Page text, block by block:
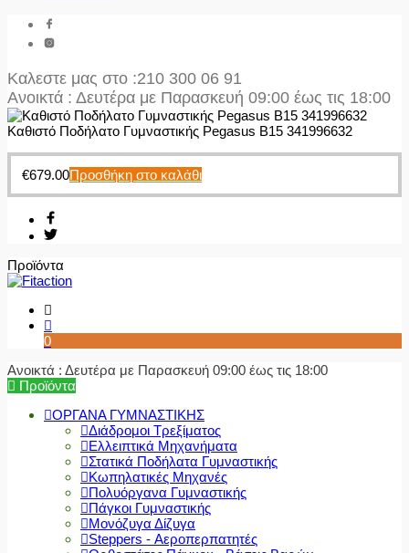
Καλεστε μας στο :210 300 06 91
Ανοικτά : Δευτέρα με Παρασκευή 09:00 έως τις 18:00
Καθιστό Ποδήλατο Γυμναστικής Pegasus B15 341996632
€679.00Προσθήκη στο καλάθι
Προϊόντα
0
Ανοικτά : Δευτέρα με Παρασκευή 09:00 έως τις 18:00
Προϊόντα
ΟΡΓΑΝΑ ΓΥΜΝΑΣΤΙΚΗΣ
Διάδρομοι Τρεξίματος
Ελλειπτικά Μηχανήματα
Στατικά Ποδήλατα Γυμναστικής
Κωπηλατικές Μηχανές
Πολυόργανα Γυμναστικής
Πάγκοι Γυμναστικής
Μονόζυγα Δίζυγα
Steppers - Αεροπερπατητές